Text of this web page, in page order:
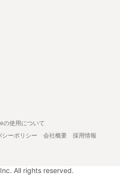
の使用について
シーポリシー 会社概要
採用情報
All rights reserved.